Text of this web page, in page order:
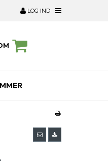
LOG IND